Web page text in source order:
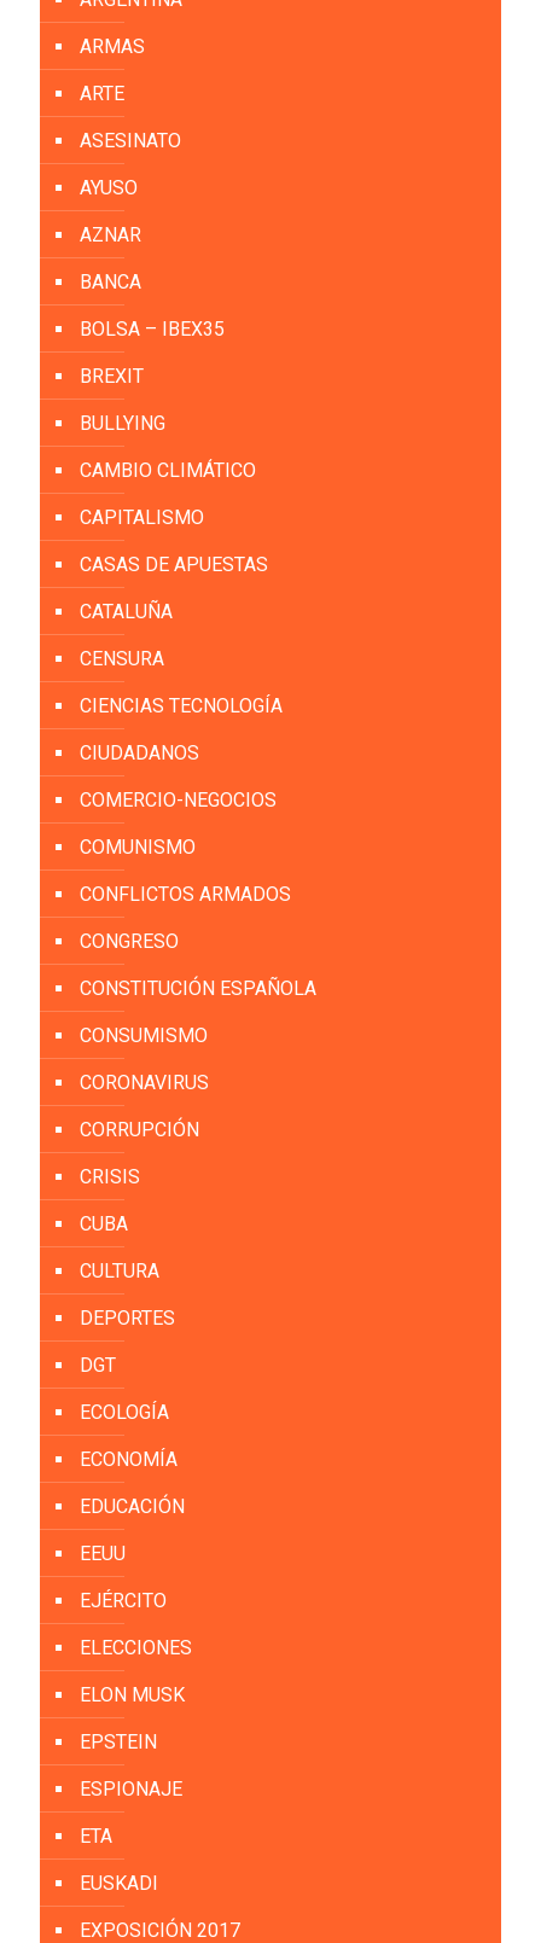
ARMAS
ARTE
ASESINATO
AYUSO
AZNAR
BANCA
BOLSA – IBEX35
BREXIT
BULLYING
CAMBIO CLIMÁTICO
CAPITALISMO
CASAS DE APUESTAS
CATALUÑA
CENSURA
CIENCIAS TECNOLOGÍA
CIUDADANOS
COMERCIO-NEGOCIOS
COMUNISMO
CONFLICTOS ARMADOS
CONGRESO
CONSTITUCIÓN ESPAÑOLA
CONSUMISMO
CORONAVIRUS
CORRUPCIÓN
CRISIS
CUBA
CULTURA
DEPORTES
DGT
ECOLOGÍA
ECONOMÍA
EDUCACIÓN
EEUU
EJÉRCITO
ELECCIONES
ELON MUSK
EPSTEIN
ESPIONAJE
ETA
EUSKADI
EXPOSICIÓN 2017